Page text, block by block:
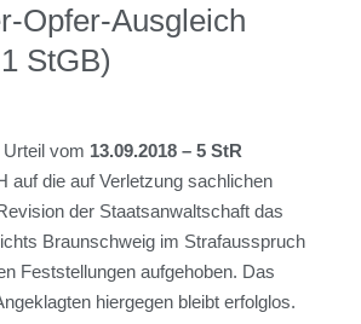
Opfer-Ausgleich
StGB)
vom 13.09.2018 – 5 StR
auf die auf Verletzung sachlichen
der Staatsanwaltschaft das
Braunschweig im Strafausspruch
Feststellungen aufgehoben. Das
hiergegen bleibt erfolglos.